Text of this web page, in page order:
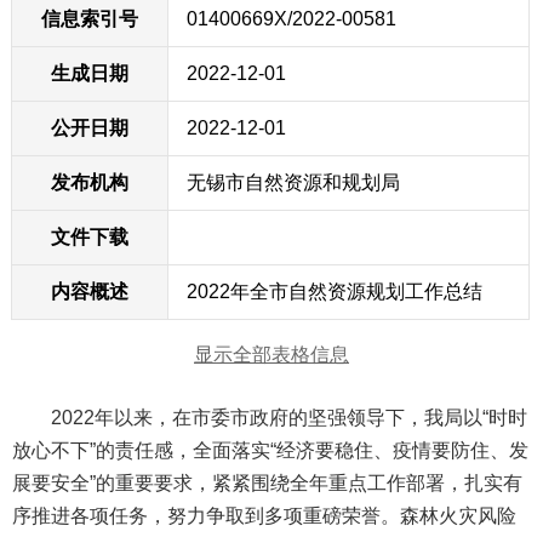
信息索引号 01400669X/2022-00581
生成日期 2022-12-01
公开日期 2022-12-01
发布机构 无锡市自然资源和规划局
文件下载
内容概述 2022年全市自然资源规划工作总结
显示全部表格信息
2022年以来，在市委市政府的坚强领导下，我局以“时时
放心不下”的责任感，全面落实“经济要稳住、疫情要防住、发
展要安全”的重要要求，紧紧围绕全年重点工作部署，扎实有
序推进各项任务，努力争取到多项重磅荣誉。森林火灾风险